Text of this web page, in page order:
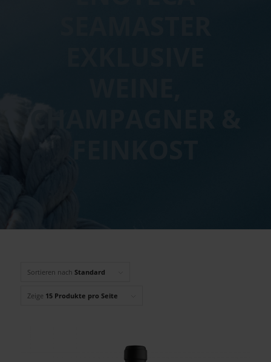
Sortieren nach Standard
Zeige 15 Produkte pro Seite